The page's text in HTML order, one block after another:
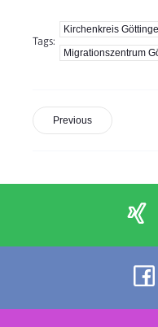
Tags:
Kirchenkreis
Migrationszentrum
Previous